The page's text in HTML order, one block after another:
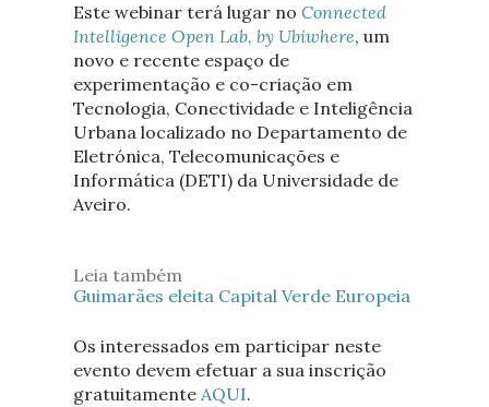
Este webinar terá lugar no Connected
Intelligence Open Lab, by Ubiwhere, um
novo e recente espaço de
experimentação e co-criação em
Tecnologia, Conectividade e Inteligência
Urbana localizado no Departamento de
Eletrónica, Telecomunicações e
Informática (DETI) da Universidade de
Aveiro.
Leia também
Guimarães eleita Capital Verde Europeia
Os interessados em participar neste
evento devem efetuar a sua inscrição
gratuitamente AQUI.